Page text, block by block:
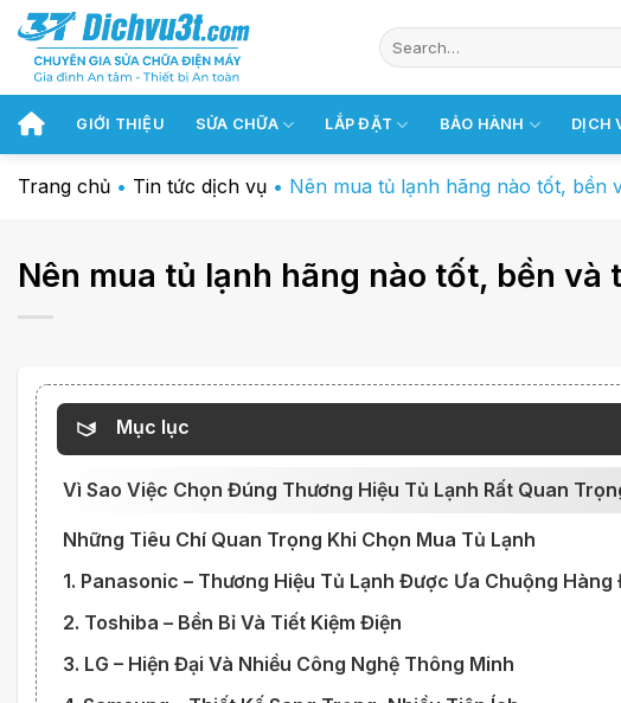
Chuyển
đến
dung
GIỚI THIỆU SỬA CHỮA LẮP ĐẶT BẢO HÀNH DỊCH
Trang chủ • Tin tức dịch vụ • Nên mua tủ lạnh hãng nào tốt, bền
Nên mua tủ lạnh hãng nào tốt, bền
Mục lục
Vì Sao Việc Chọn Đúng Thương Hiệu Tủ Lạnh Rất Quan
Những Tiêu Chí Quan Trọng Khi Chọn Mua Tủ Lạnh
1. Panasonic – Thương Hiệu Tủ Lạnh Được Ưa Chuộng Hàng
2. Toshiba – Bền Bỉ Và Tiết Kiệm Điện
3. LG – Hiện Đại Và Nhiều Công Nghệ Thông Minh